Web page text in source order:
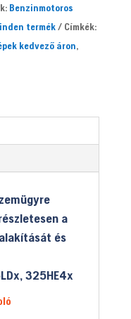
Benzinmotoros
termék
Címkék:
kedvező áron,
a
és